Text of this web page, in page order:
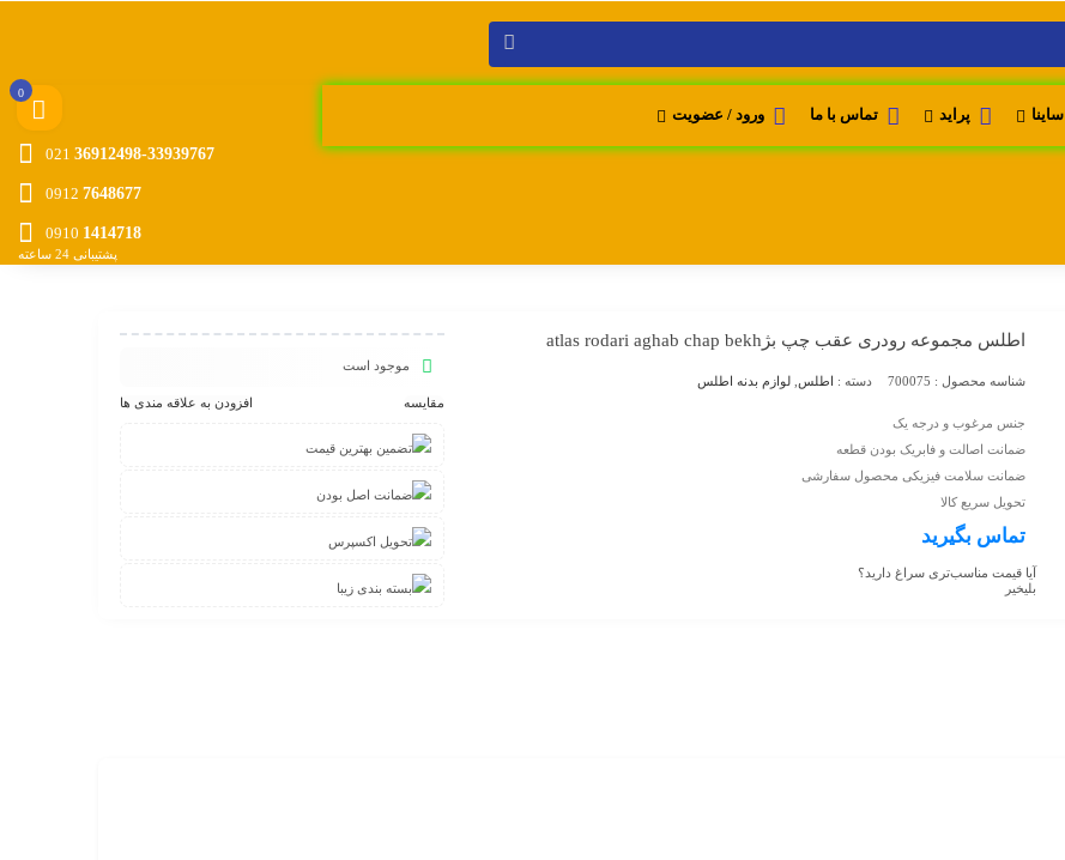
ساینا پراید تماس با ما ورود / عضویت
0
36912498-33939767
021
7648677
0912
1414718
0910
پشتیبانی 24 ساعته
اطلس مجموعه رودری عقب چپ بژ atlas rodari aghab chap bekh
شناسه محصول : 700075 دسته : اطلس لوازم بدنه اطلس
جنس مرغوب و درجه یک
ضمانت اصالت و فابریک بودن قطعه
ضمانت سلامت فیزیکی محصول سفارشی
تحویل سریع کالا
تماس بگیرید
آیا قیمت مناسب‌تری سراغ دارید؟
بلیخیر
موجود است
مقایسه افزودن به علاقه مندی ها
تضمین بهترین قیمت
ضمانت اصل بودن
تحویل اکسپرس
بسته بندی زیبا